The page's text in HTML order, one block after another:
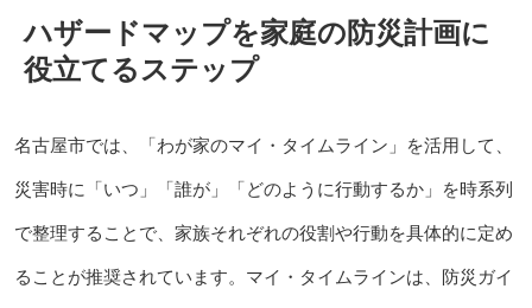
ハザードマップを家庭の防災計画に
役立てるステップ
名古屋市では、「わが家のマイ・タイムライン」を活用して、
災害時に「いつ」「誰が」「どのように行動するか」を時系列
で整理することで、家族それぞれの役割や行動を具体的に定め
ることが推奨されています。マイ・タイムラインは、防災ガイ